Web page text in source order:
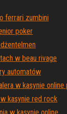
ferrari zumbini
poker
w beau rivage
automatów
w kasynie online
kasynie red rock